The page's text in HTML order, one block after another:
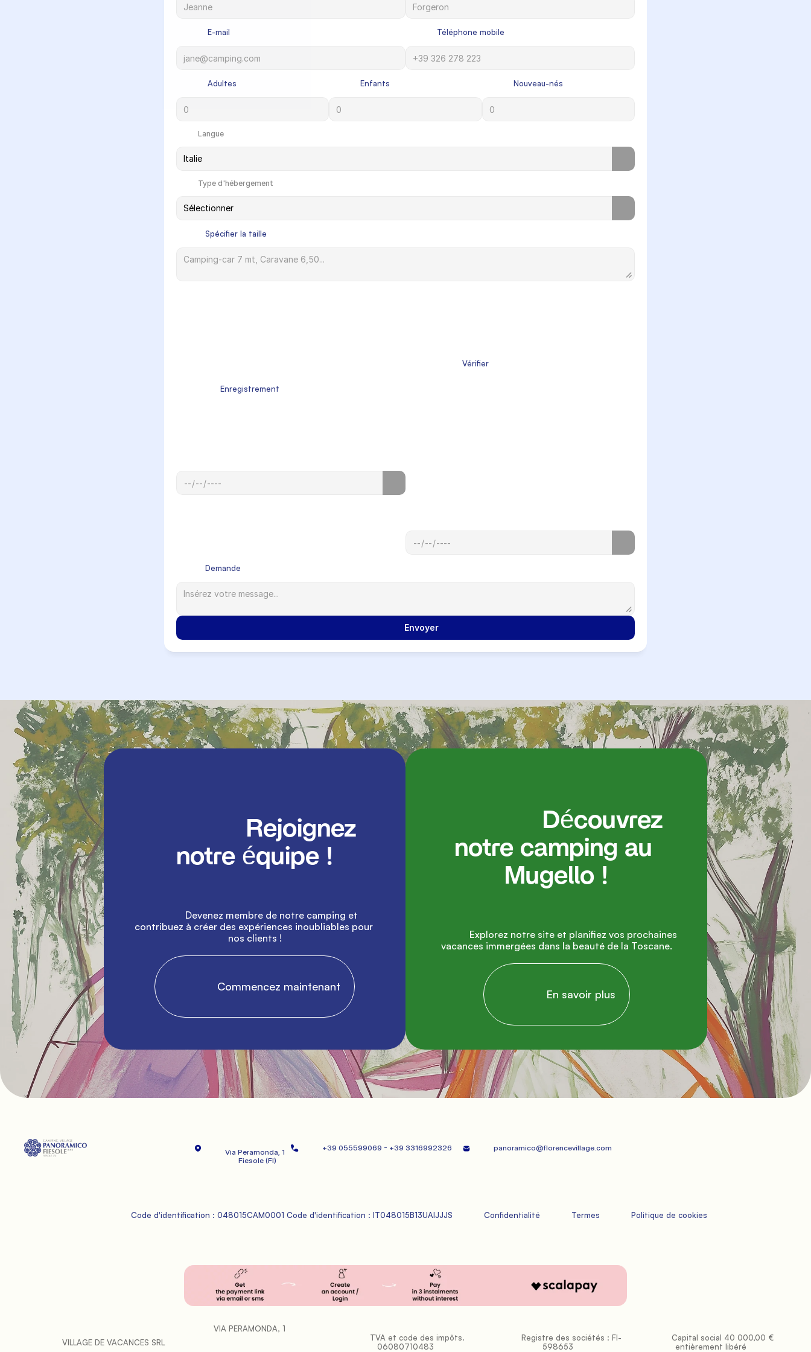
             E-mail
             Téléphone mobile
             Adultes
             Enfants
             Nouveau-nés
            Langue
            Type d'hébergement
            Spécifier la taille
                  Enregistrement
                       Vérifier
            Demande
             Envoyer
notre équipe !
contribuez à créer des expériences inoubliables pour
nos clients !
                Commencez maintenant
notre camping au
Mugello !
vacances immergées dans la beauté de la Toscane.
                En savoir plus
Via Peramonda, 1
   Fiesole (FI)
+39 055599069 - +39 3316992326 panoramico@florencevillage.com
           Code d'identification : 048015CAM0001 Code d'identification : IT048015B13UAIJJJS
             Confidentialité
             Termes
             Politique de cookies
           VILLAGE DE VACANCES SRL
VIA PERAMONDA, 1
06080710483
598653
           Capital social 40 000,00 €
entièrement libéré